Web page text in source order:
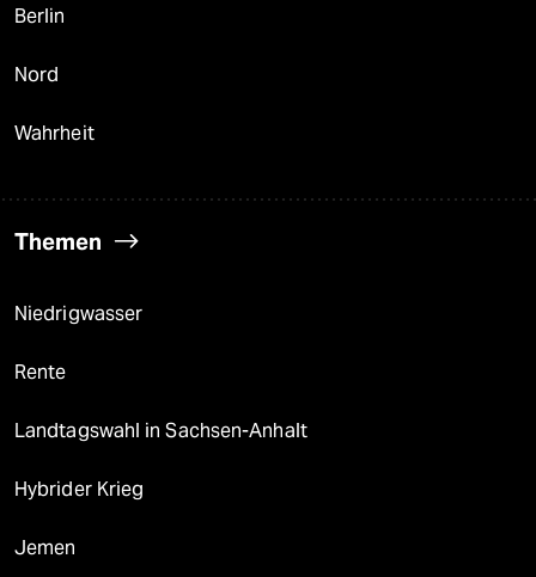
Berlin
Nord
Wahrheit
Themen
Niedrigwasser
Rente
Landtagswahl in Sachsen-Anhalt
Hybrider Krieg
Jemen